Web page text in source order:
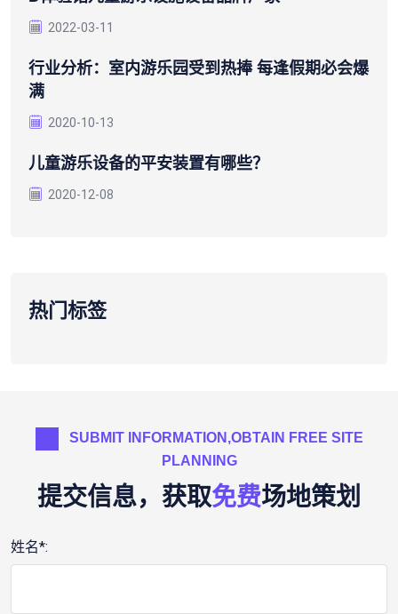
2022-03-11
行业分析：室内游乐园受到热捧 每逢假期必会爆
满
2020-10-13
儿童游乐设备的平安装置有哪些？
2020-12-08
热门标签
SUBMIT INFORMATION,OBTAIN FREE SITE
PLANNING
提交信息，获取免费场地策划
姓名*: